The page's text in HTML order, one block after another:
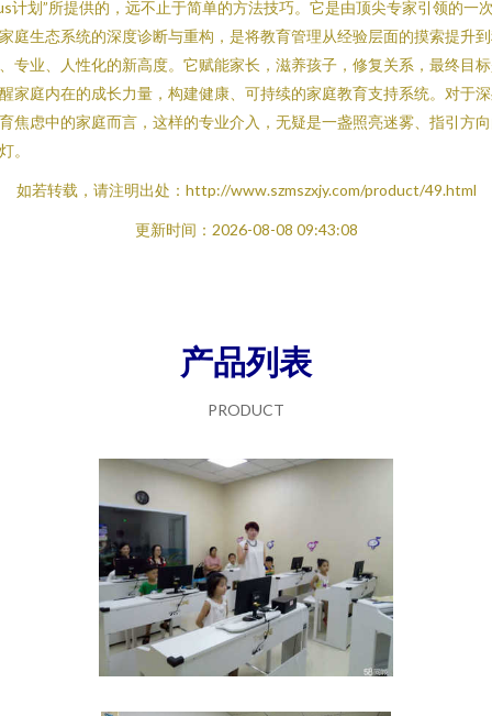
计划”所提供的，远不止于简单的方法技巧。它是由顶尖专家引领的一
庭生态系统的深度诊断与重构，是将教育管理从经验层面的摸索提升
专业、人性化的新高度。它赋能家长，滋养孩子，修复关系，最终目
家庭内在的成长力量，构建健康、可持续的家庭教育支持系统。对于
焦虑中的家庭而言，这样的专业介入，无疑是一盏照亮迷雾、指引方
。
如若转载，请注明出处：http://www.szmszxjy.com/product/49.html
更新时间：2026-08-08 09:43:08
产品列表
PRODUCT